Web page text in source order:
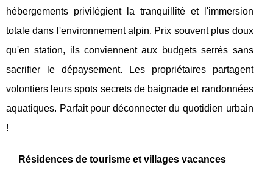
hébergements privilégient la tranquillité et l'immersion
totale dans l'environnement alpin. Prix souvent plus doux
qu'en station, ils conviennent aux budgets serrés sans
sacrifier le dépaysement. Les propriétaires partagent
volontiers leurs spots secrets de baignade et randonnées
aquatiques. Parfait pour déconnecter du quotidien urbain
!
Résidences de tourisme et villages vacances